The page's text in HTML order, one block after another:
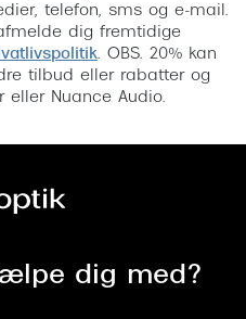
telefon, sms og e-mail.
dig fremtidige
. OBS. 20% kan
tilbud eller rabatter og
eller Nuance Audio.
dig med?